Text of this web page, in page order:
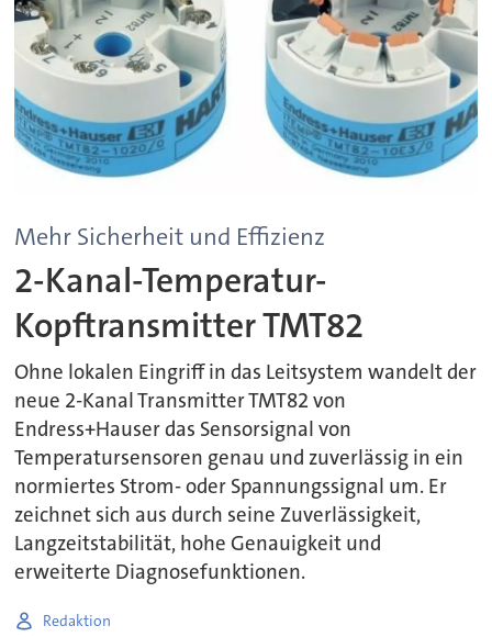
Mehr Sicherheit und Effizienz
2-Kanal-Temperatur-
Kopftransmitter TMT82
Ohne lokalen Eingriff in das Leitsystem wandelt der
neue 2-Kanal Transmitter TMT82 von
Endress+Hauser das Sensorsignal von
Temperatursensoren genau und zuverlässig in ein
normiertes Strom- oder Spannungssignal um. Er
zeichnet sich aus durch seine Zuverlässigkeit,
Langzeitstabilität, hohe Genauigkeit und
erweiterte Diagnosefunktionen.
Redaktion